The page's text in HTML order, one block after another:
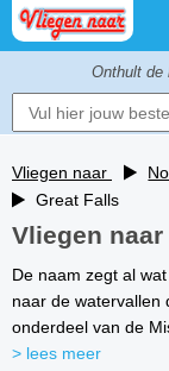
Onthult de
Vliegen naar
Great Falls
Vliegen
De naam zegt al
naar de watervallen
onderdeel van de
> lees meer